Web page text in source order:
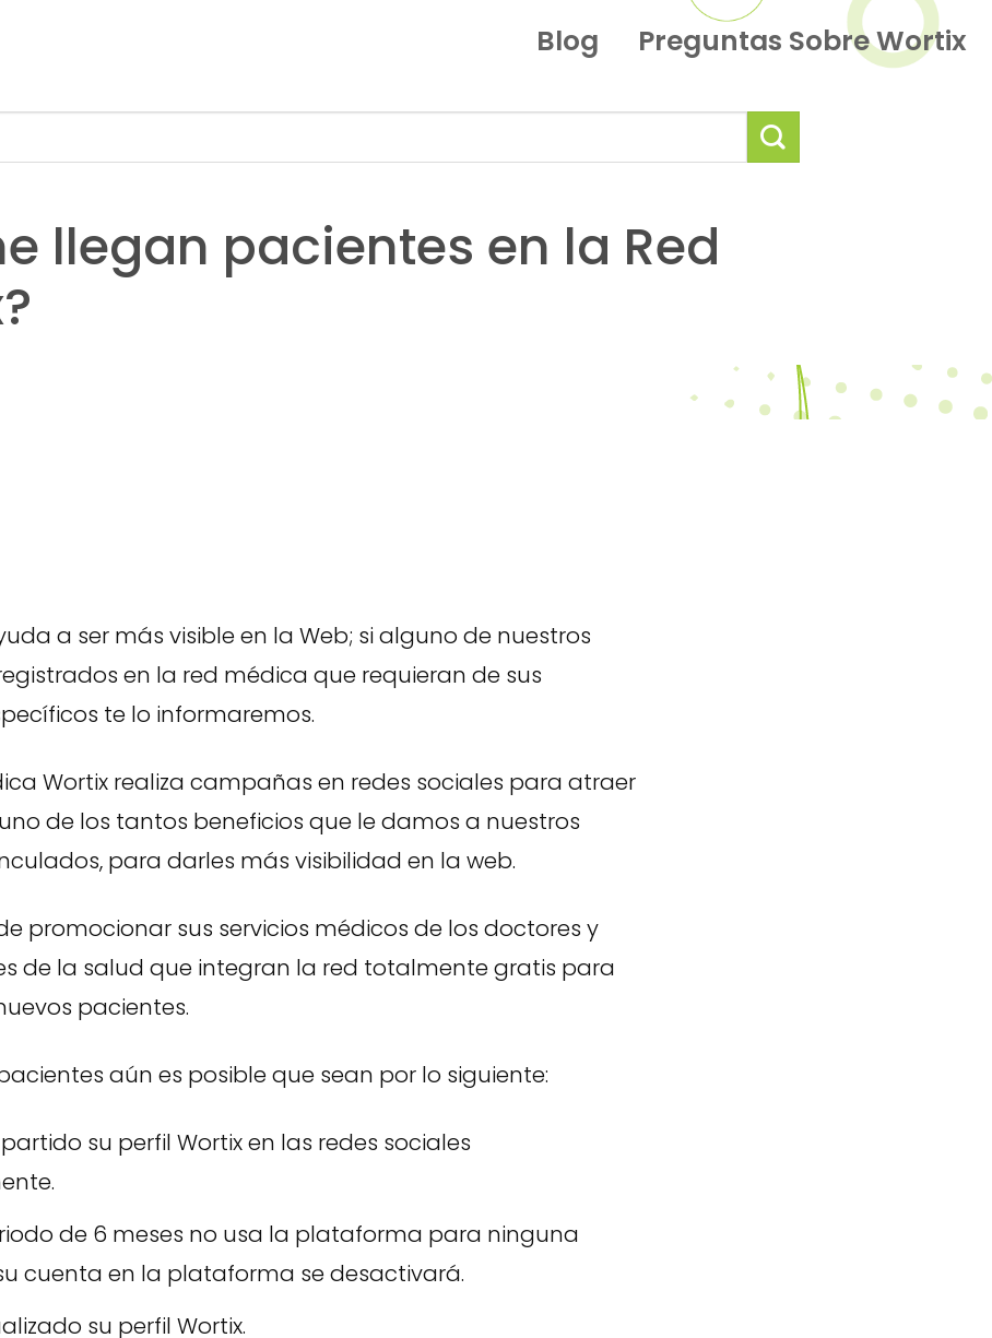
Blog Preguntas Sobre Wortix
llegan pacientes en la Red
a ser más visible en la Web; si alguno de nuestros
en la red médica que requieran de sus
te lo informaremos.
Wortix realiza campañas en redes sociales para atraer
de los tantos beneficios que le damos a nuestros
para darles más visibilidad en la web.
promocionar sus servicios médicos de los doctores y
de la salud que integran la red totalmente gratis para
pacientes.
aún es posible que sean por lo siguiente:
su perfil Wortix en las redes sociales
de 6 meses no usa la plataforma para ninguna
cuenta en la plataforma se desactivará.
su perfil Wortix.